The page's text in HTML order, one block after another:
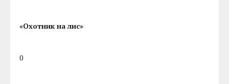
«Охотник на лис»
0